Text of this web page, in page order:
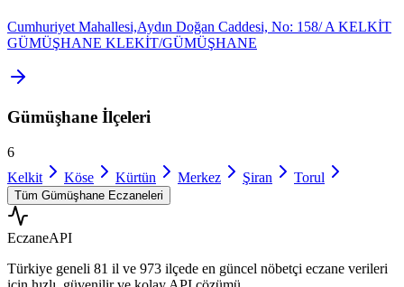
Cumhuriyet Mahallesi,Aydın Doğan Caddesi, No: 158/ A KELKİT
GÜMÜŞHANE KLEKİT/GÜMÜŞHANE
Gümüşhane İlçeleri
6
Kelkit
Köse Kürtün Merkez Şiran Torul
Tüm Gümüşhane Eczaneleri
EczaneAPI
Türkiye geneli 81 il ve 973 ilçede en güncel nöbetçi eczane verileri